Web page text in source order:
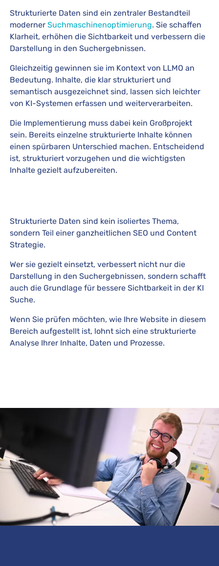
Strukturierte Daten sind ein zentraler Bestandteil
moderner Suchmaschinenoptimierung. Sie schaffen
Klarheit, erhöhen die Sichtbarkeit und verbessern die
Darstellung in den Suchergebnissen.
Gleichzeitig gewinnen sie im Kontext von LLMO an
Bedeutung. Inhalte, die klar strukturiert und
semantisch ausgezeichnet sind, lassen sich leichter
von KI-Systemen erfassen und weiterverarbeiten.
Die Implementierung muss dabei kein Großprojekt
sein. Bereits einzelne strukturierte Inhalte können
einen spürbaren Unterschied machen. Entscheidend
ist, strukturiert vorzugehen und die wichtigsten
Inhalte gezielt aufzubereiten.
Strukturierte Daten sind kein isoliertes Thema,
sondern Teil einer ganzheitlichen SEO und Content
Strategie.
Wer sie gezielt einsetzt, verbessert nicht nur die
Darstellung in den Suchergebnissen, sondern schafft
auch die Grundlage für bessere Sichtbarkeit in der KI
Suche.
Wenn Sie prüfen möchten, wie Ihre Website in diesem
Bereich aufgestellt ist, lohnt sich eine strukturierte
Analyse Ihrer Inhalte, Daten und Prozesse.